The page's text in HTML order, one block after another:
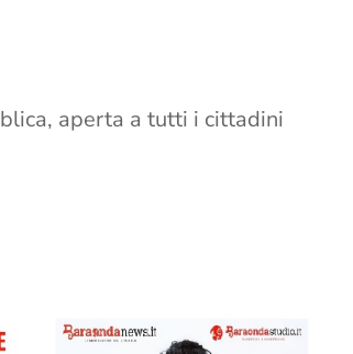
aperta a tutti i cittadini